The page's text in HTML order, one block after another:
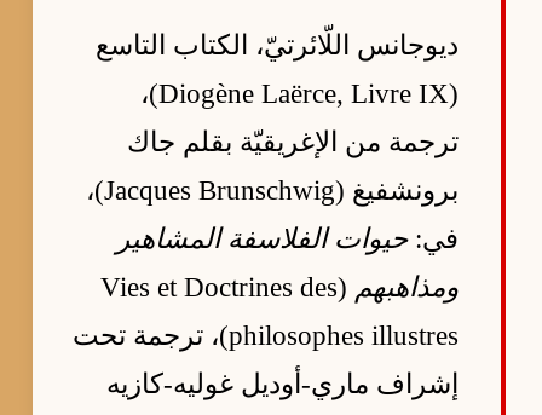
ديوجانس اللّائرتيّ، الكتاب التاسع
(Diogène Laërce, Livre IX)،
ترجمة من الإغريقيّة بقلم جاك
برونشفيغ (Jacques Brunschwig)،
في:حيوات الفلاسفة المشاهير
ومذاهبهم
(Vies et Doctrines des
philosophes illustres)، ترجمة تحت
إشراف ماري-أوديل غوليه-كازيه